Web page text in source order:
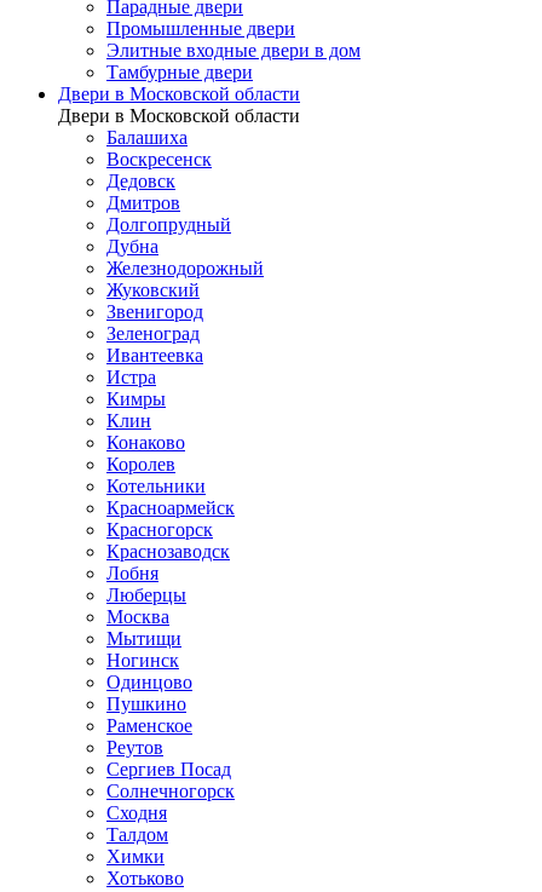
Парадные двери
Промышленные двери
Элитные входные двери в дом
Тамбурные двери
Двери в Московской области
Двери в Московской области
Балашиха
Воскресенск
Дедовск
Дмитров
Долгопрудный
Дубна
Железнодорожный
Жуковский
Звенигород
Зеленоград
Ивантеевка
Истра
Кимры
Клин
Конаково
Королев
Котельники
Красноармейск
Красногорск
Краснозаводск
Лобня
Люберцы
Москва
Мытищи
Ногинск
Одинцово
Пушкино
Раменское
Реутов
Сергиев Посад
Солнечногорск
Сходня
Талдом
Химки
Хотьково